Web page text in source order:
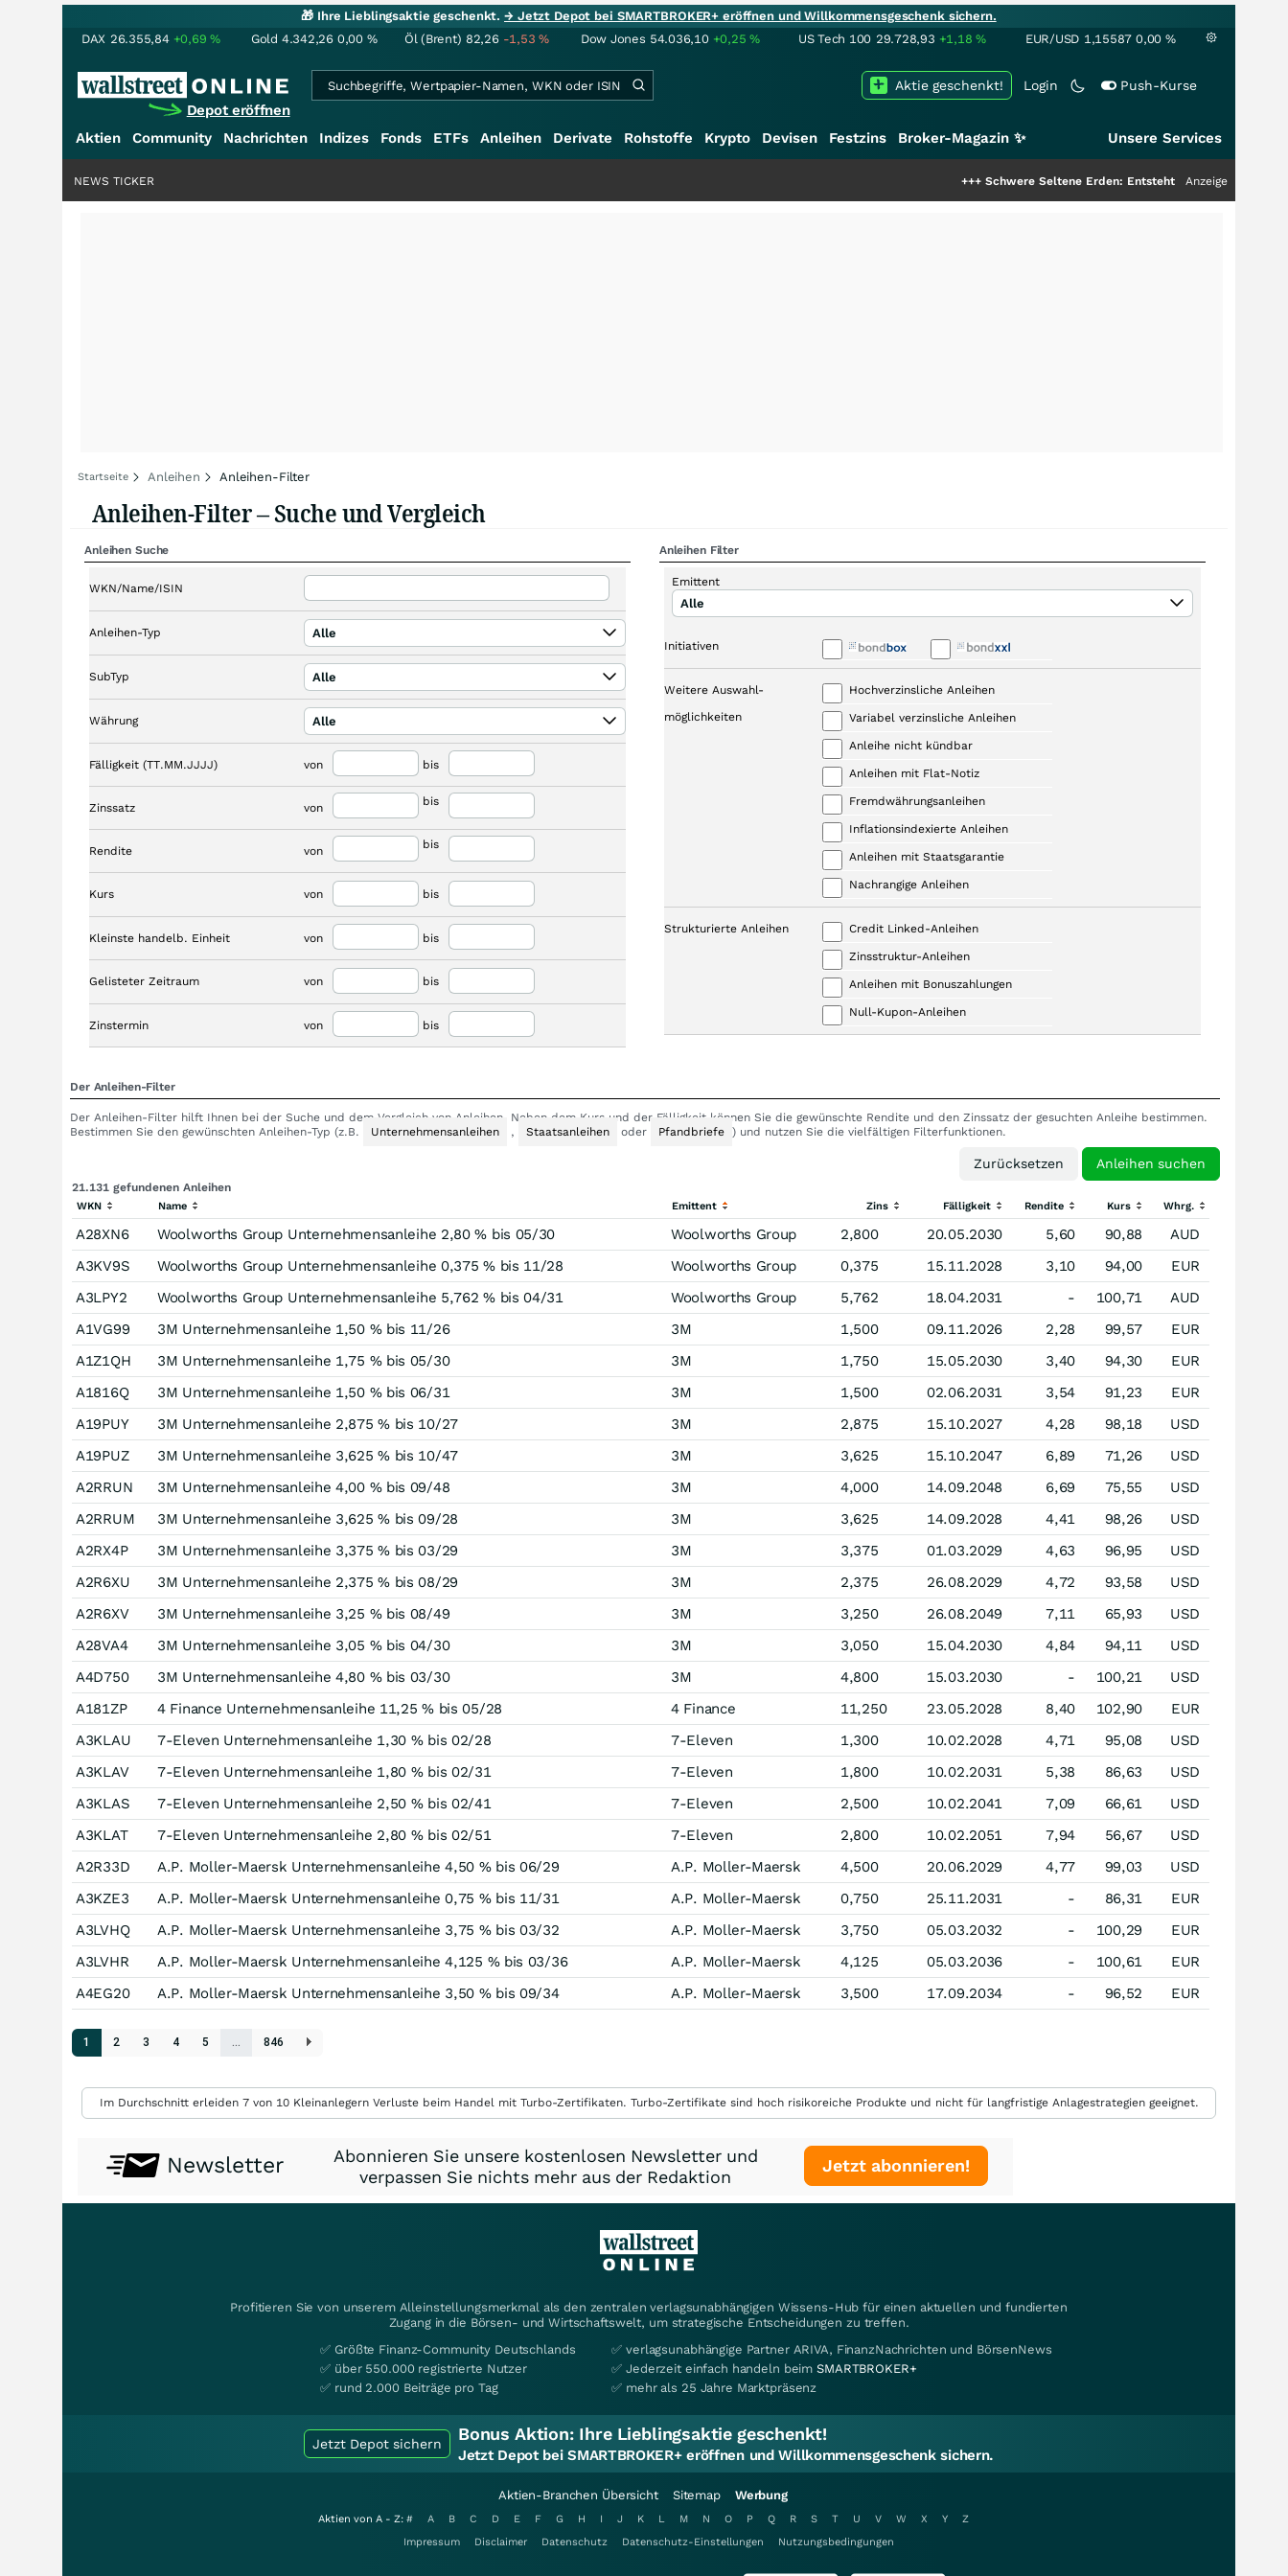
🎁 Ihre Lieblingsaktie geschenkt.→ Jetzt Depot bei SMARTBROKER+ eröffnen und Willkommensgeschenk sichern.
DAX 26.355,84 +0,69% Gold 4.342,26 0,00 % Öl (Brent) 82,26 -1,53% Dow Jones 54.036,10 +0,25% US Tech 100 29.728,93 +1,18% EUR/USD 1,15587 0,00 %
Depot eröffnen
Login Push-Kurse
Aktie geschenkt!
Aktien Community Nachrichten Indizes Fonds ETFs Anleihen Derivate Rohstoffe Krypto Devisen Festzins Broker-Magazin ✨ Unsere Services
Schwere Seltene Erden: Entsteht hier die nächste
Anzeige
NEWS TICKER
Startseite Anleihen Anleihen-Filter
Anleihen-Filter – Suche und Vergleich
Anleihen Suche
WKN/Name/ISIN
Anleihen-Typ Alle
SubTyp Alle
Währung Alle
Fälligkeit (TT.MM.JJJJ) von bis
Zinssatz von bis
Rendite von bis
Kurs von bis
Kleinste handelb. Einheit von bis
Gelisteter Zeitraum von bis
Zinstermin von bis
Anleihen Filter
Emittent
Alle
Initiativen
Weitere Auswahl-
möglichkeiten
Hochverzinsliche Anleihen
Variabel verzinsliche Anleihen
Anleihe nicht kündbar
Anleihen mit Flat-Notiz
Fremdwährungsanleihen
Inflationsindexierte Anleihen
Anleihen mit Staatsgarantie
Nachrangige Anleihen
Strukturierte Anleihen Credit Linked-Anleihen
Zinsstruktur-Anleihen
Anleihen mit Bonuszahlungen
Null-Kupon-Anleihen
Der Anleihen-Filter
Der Anleihen-Filter hilft Ihnen bei der Suche und dem Vergleich von Anleihen. Neben dem Kurs und der Fälligkeit können Sie die gewünschte Rendite und den Zinssatz der gesuchten Anleihe bestimmen.
Bestimmen Sie den gewünschten Anleihen-Typ (z.B.
Unternehmensanleihen , Staatsanleihen oder Pfandbriefe ) und nutzen Sie die vielfältigen Filterfunktionen.
21.131 gefundenen Anleihen
WKN Name Emittent Zins Fälligkeit Rendite Kurs Whrg.
A28XN6 Woolworths Group Unternehmensanleihe 2,80 % bis 05/30 Woolworths Group 2,800 20.05.2030 5,60 90,88
AUD
A3KV9S
Woolworths Group Unternehmensanleihe 0,375 % bis 11/28 Woolworths Group 0,375 15.11.2028 3,10 94,00
EUR
A3LPY2
Woolworths Group Unternehmensanleihe 5,762 % bis 04/31 Woolworths Group 5,762 18.04.2031 - 100,71
AUD
A1VG99
3M Unternehmensanleihe 1,50 % bis 11/26 3M 1,500 09.11.2026 2,28 99,57
EUR
A1Z1QH
3M Unternehmensanleihe 1,75 % bis 05/30 3M 1,750 15.05.2030 3,40 94,30
EUR
A1816Q
3M Unternehmensanleihe 1,50 % bis 06/31 3M 1,500 02.06.2031 3,54 91,23
EUR
A19PUY
3M Unternehmensanleihe 2,875 % bis 10/27 3M 2,875 15.10.2027 4,28 98,18
USD
A19PUZ
3M Unternehmensanleihe 3,625 % bis 10/47 3M 3,625 15.10.2047 6,89 71,26
USD
A2RRUN
3M Unternehmensanleihe 4,00 % bis 09/48 3M 4,000 14.09.2048 6,69 75,55
USD
A2RRUM
3M Unternehmensanleihe 3,625 % bis 09/28 3M 3,625 14.09.2028 4,41 98,26
USD
A2RX4P
3M Unternehmensanleihe 3,375 % bis 03/29 3M 3,375 01.03.2029 4,63 96,95
USD
A2R6XU
3M Unternehmensanleihe 2,375 % bis 08/29 3M 2,375 26.08.2029 4,72 93,58
USD
A2R6XV
3M Unternehmensanleihe 3,25 % bis 08/49 3M 3,250 26.08.2049 7,11 65,93
USD
A28VA4
3M Unternehmensanleihe 3,05 % bis 04/30 3M 3,050 15.04.2030 4,84 94,11
USD
A4D750
3M Unternehmensanleihe 4,80 % bis 03/30 3M 4,800 15.03.2030 - 100,21
USD
A181ZP
4 Finance Unternehmensanleihe 11,25 % bis 05/28 4 Finance 11,250 23.05.2028 8,40 102,90
EUR
A3KLAU
7-Eleven Unternehmensanleihe 1,30 % bis 02/28 7-Eleven 1,300 10.02.2028 4,71 95,08
USD
A3KLAV
7-Eleven Unternehmensanleihe 1,80 % bis 02/31 7-Eleven 1,800 10.02.2031 5,38 86,63
USD
A3KLAS
7-Eleven Unternehmensanleihe 2,50 % bis 02/41 7-Eleven 2,500 10.02.2041 7,09 66,61
USD
A3KLAT
7-Eleven Unternehmensanleihe 2,80 % bis 02/51 7-Eleven 2,800 10.02.2051 7,94 56,67
USD
A2R33D
A.P. Moller-Maersk Unternehmensanleihe 4,50 % bis 06/29 A.P. Moller-Maersk 4,500 20.06.2029 4,77 99,03
USD
A3KZE3
A.P. Moller-Maersk Unternehmensanleihe 0,75 % bis 11/31 A.P. Moller-Maersk 0,750 25.11.2031 - 86,31
EUR
A3LVHQ
A.P. Moller-Maersk Unternehmensanleihe 3,75 % bis 03/32 A.P. Moller-Maersk 3,750 05.03.2032 - 100,29
EUR
A3LVHR
A.P. Moller-Maersk Unternehmensanleihe 4,125 % bis 03/36 A.P. Moller-Maersk 4,125 05.03.2036 - 100,61
EUR
A4EG20
A.P. Moller-Maersk Unternehmensanleihe 3,50 % bis 09/34 A.P. Moller-Maersk 3,500 17.09.2034 - 96,52 EUR
1 2 3 4 5 … 846
Im Durchschnitt erleiden 7 von 10 Kleinanlegern Verluste beim Handel mit Turbo-Zertifikaten. Turbo-Zertifikate sind hoch risikoreiche Produkte und nicht für langfristige Anlagestrategien geeignet.
Newsletter
Abonnieren Sie unsere kostenlosen Newsletter und
verpassen Sie nichts mehr aus der Redaktion
Jetzt abonnieren!
Profitieren Sie von unserem Alleinstellungsmerkmal als den zentralen verlagsunabhängigen Wissens-Hub für einen aktuellen und fundierten
Zugang in die Börsen- und Wirtschaftswelt, um strategische Entscheidungen zu treffen.
✅ Größte Finanz-Community Deutschlands
✅ über 550.000 registrierte Nutzer
✅ rund 2.000 Beiträge pro Tag
✅ verlagsunabhängige Partner ARIVA, FinanzNachrichten und BörsenNews
✅ Jederzeit einfach handeln beimSMARTBROKER+
✅ mehr als 25 Jahre Marktpräsenz
Jetzt Depot sichern Bonus Aktion: Ihre Lieblingsaktie geschenkt!
Jetzt Depot bei SMARTBROKER+ eröffnen und Willkommensgeschenk sichern.
Aktien-Branchen Übersicht Sitemap Werbung
Aktien von A - Z: # A B C D E F G H I J K L M N O P Q R S T U V W X Y
Z
Impressum
Disclaimer Datenschutz Datenschutz-Einstellungen Nutzungsbedingungen